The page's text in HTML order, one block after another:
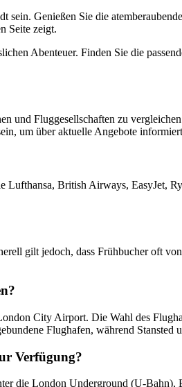
Genießen Sie die
Seite zeigt.
Abenteuer. Finden Sie die
und Fluggesellschaften zu
um über aktuelle Angebote
British Airways, EasyJet,
gilt jedoch, dass Frühbucher oft
City Airport. Die Wahl des
Flughafen, während
Verfügung?
die London Underground (U-